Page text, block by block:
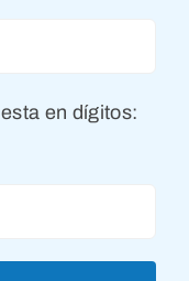
en dígitos: